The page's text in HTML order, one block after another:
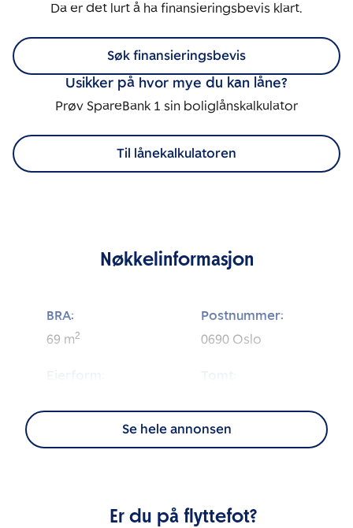
Da er det lurt å ha finansieringsbevis klart.
Søk finansieringsbevis
Usikker på hvor mye du kan låne?
Prøv SpareBank 1 sin boliglånskalkulator
Til lånekalkulatoren
Nøkkelinformasjon
BRA:
69 m2
Postnummer:
0690 Oslo
Energimerking:
BRA-i:
1
Se hele annonsen
Er du på flyttefot?